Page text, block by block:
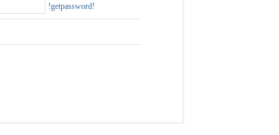
!getpassword!